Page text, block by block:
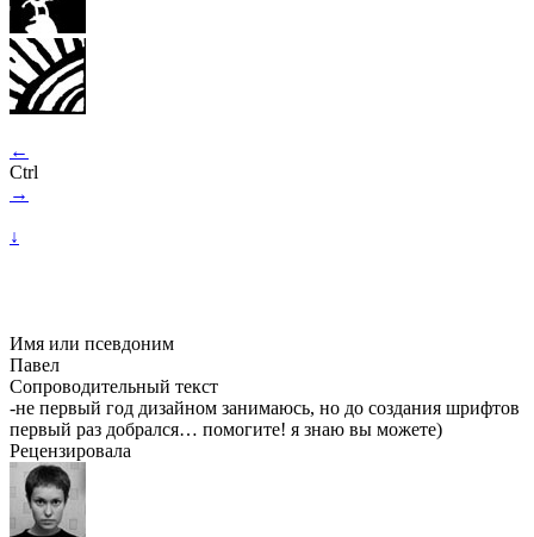
←
Ctrl
→
↓
Имя или псевдоним
Павел
Сопроводительный текст
-не первый год дизайном занимаюсь, но до создания шрифтов
первый раз добрался… помогите! я знаю вы можете)
Рецензировала